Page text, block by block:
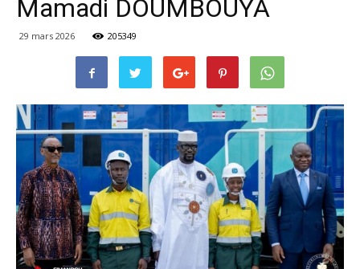
Mamadi DOUMBOUYA
29 mars 2026 205349